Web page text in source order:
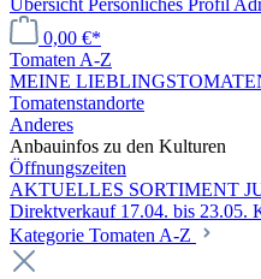
Übersicht Persönliches Profil
0,00 €*
Tomaten A-Z
MEINE
Tomatenstandorte
Anderes
Anbauinfos zu den Kulturen
Öffnungszeiten
AKTUELLES SORTIMENT
Direktverkauf 17.04. bis
Kategorie Tomaten A-Z